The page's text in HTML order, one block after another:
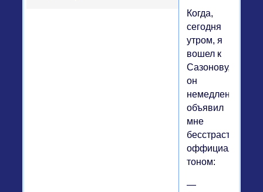
Когда,
сегодня
утром, я
вошел к
Сазонову,
он
немедленно
объявил
мне
бесстрастным,
оффициальным
тоном:
—